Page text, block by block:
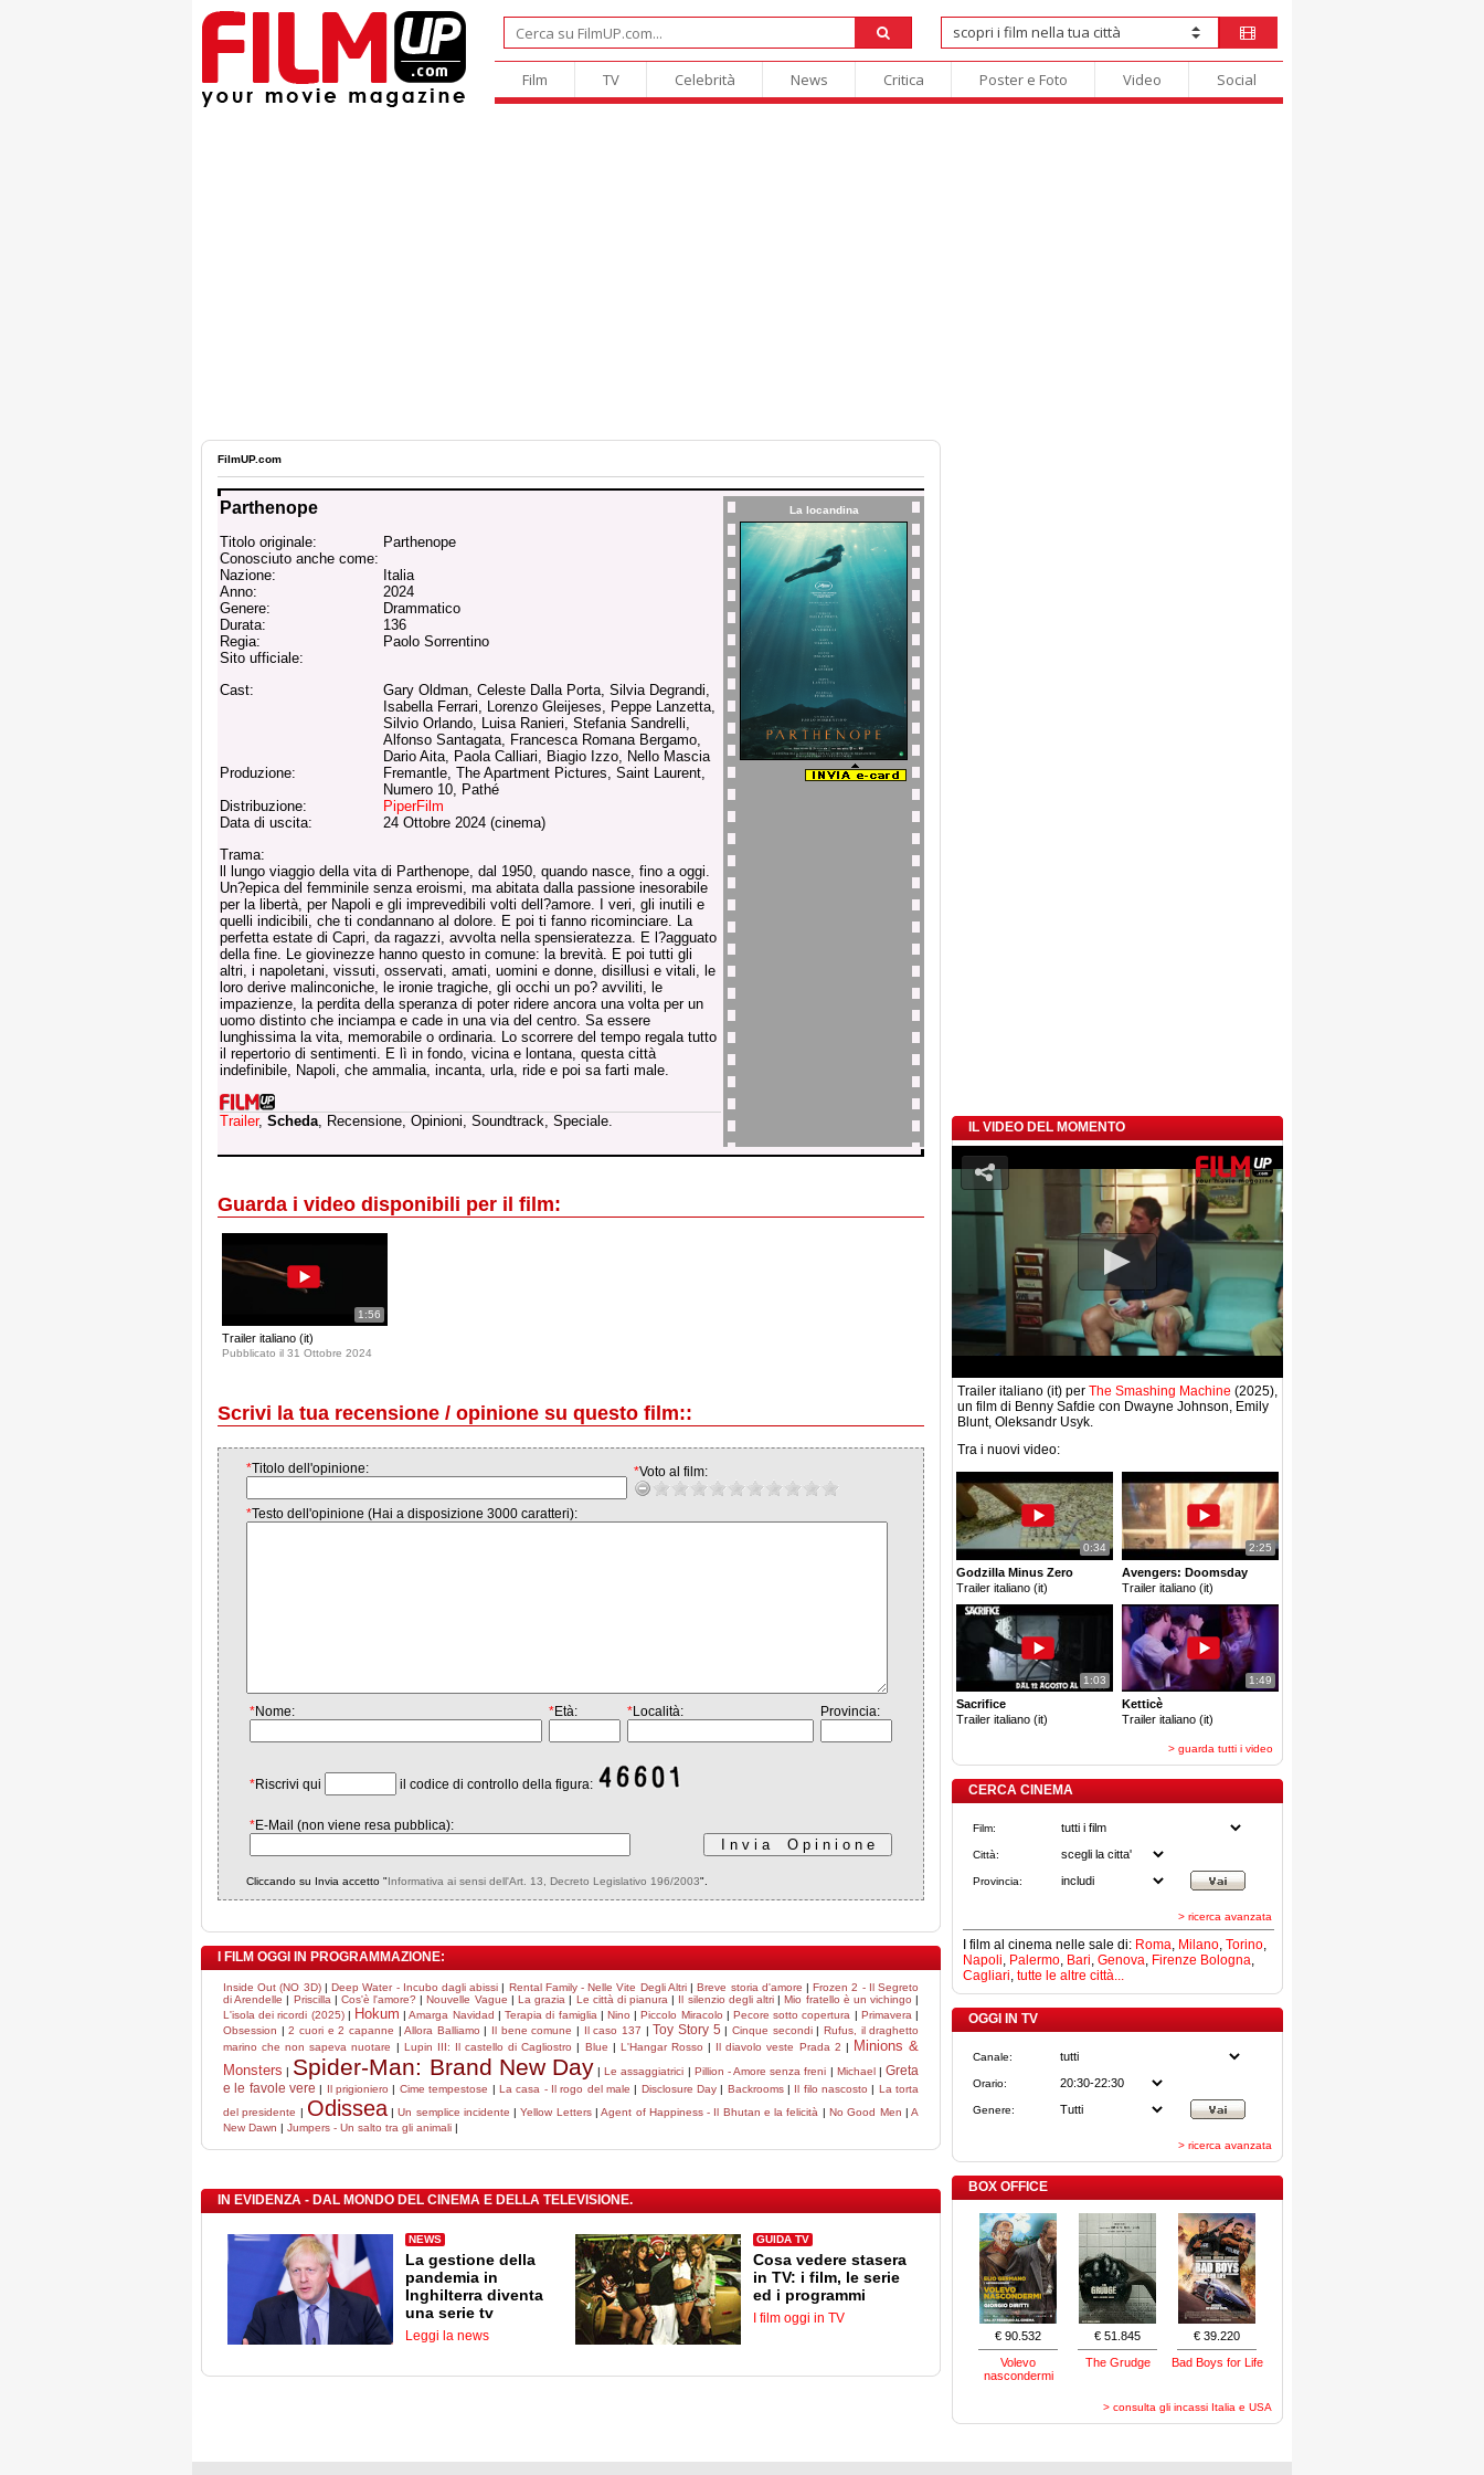
Film TV Celebrità News Critica Poster e Foto Video Social
FilmUP.com
Parthenope
Titolo originale:
Parthenope
Conosciuto anche come:
Nazione:
Italia
Anno:
2024
Genere:
Drammatico
Durata:
136
Regia:
Paolo Sorrentino
Sito ufficiale:
Cast:
Gary Oldman, Celeste Dalla Porta, Silvia Degrandi,
Isabella Ferrari, Lorenzo Gleijeses, Peppe Lanzetta,
Silvio Orlando, Luisa Ranieri, Stefania Sandrelli,
Alfonso Santagata, Francesca Romana Bergamo,
Dario Aita, Paola Calliari, Biagio Izzo, Nello Mascia
Produzione:
Fremantle, The Apartment Pictures, Saint Laurent,
Numero 10, Pathé
Distribuzione:
PiperFilm
Data di uscita:
24 Ottobre 2024 (cinema)
Trama:
ll lungo viaggio della vita di Parthenope, dal 1950, quando nasce, fino a oggi.
Un?epica del femminile senza eroismi, ma abitata dalla passione inesorabile
per la libertà, per Napoli e gli imprevedibili volti dell?amore. I veri, gli inutili e
quelli indicibili, che ti condannano al dolore. E poi ti fanno ricominciare. La
perfetta estate di Capri, da ragazzi, avvolta nella spensieratezza. E l?agguato
della fine. Le giovinezze hanno questo in comune: la brevità. E poi tutti gli
altri, i napoletani, vissuti, osservati, amati, uomini e donne, disillusi e vitali, le
loro derive malinconiche, le ironie tragiche, gli occhi un po? avviliti, le
impazienze, la perdita della speranza di poter ridere ancora una volta per un
uomo distinto che inciampa e cade in una via del centro. Sa essere
lunghissima la vita, memorabile o ordinaria. Lo scorrere del tempo regala tutto
il repertorio di sentimenti. E lì in fondo, vicina e lontana, questa città
indefinibile, Napoli, che ammalia, incanta, urla, ride e poi sa farti male.
Trailer, Scheda, Recensione, Opinioni, Soundtrack, Speciale.
La locandina
Guarda i video disponibili per il film:
1:56
Trailer italiano (it)
Pubblicato il 31 Ottobre 2024
Scrivi la tua recensione / opinione su questo film::
*Titolo dell'opinione: *Voto al film:
*Testo dell'opinione (Hai a disposizione 3000 caratteri):
*Nome: *Età: *Località: Provincia:
*Riscrivi qui il codice di controllo della figura:
*E-Mail (non viene resa pubblica):
Cliccando su Invia accetto "Informativa ai sensi dell'Art. 13, Decreto Legislativo 196/2003".
I FILM OGGI IN PROGRAMMAZIONE:
Inside Out (NO 3D)|Deep Water - Incubo dagli abissi | Rental Family - Nelle Vite Degli Altri|Breve storia d'amore |Frozen 2 - Il Segreto
di Arendelle | Priscilla | Cos'è l'amore? |Nouvelle Vague | La grazia | Le città di pianura | Il silenzio degli altri|Mio fratello è un vichingo |
L'isola dei ricordi (2025)| Hokum |Amarga Navidad |Terapia di famiglia | Nino |Piccolo Miracolo |Pecore sotto copertura | Primavera |
Obsession |2 cuori e 2 capanne |Allora Balliamo | Il bene comune | Il caso 137 | Toy Story 5 | Cinque secondi| Rufus, il draghetto
marino che non sapeva nuotare | Lupin III: Il castello di Cagliostro | Blue | L'Hangar Rosso | Il diavolo veste Prada 2 |
Minions &
Monsters | Spider-Man: Brand New Day |Le assaggiatrici | Pillion - Amore senza freni | Michael|Greta
e le favole vere | Il prigioniero | Cime tempestose | La casa - Il rogo del male | Disclosure Day | Backrooms| Il filo nascosto | La torta
del presidente | Odissea|Un semplice incidente |Yellow Letters|Agent of Happiness - Il Bhutan e la felicità | No Good Men |A
New Dawn | Jumpers - Un salto tra gli animali |
IN EVIDENZA - DAL MONDO DEL CINEMA E DELLA TELEVISIONE.
NEWS
La gestione della
pandemia in
Inghilterra diventa
una serie tv
Leggi la news
GUIDA TV
Cosa vedere stasera
in TV: i film, le serie
ed i programmi
I film oggi in TV
IL VIDEO DEL MOMENTO
Trailer italiano (it) per The Smashing Machine (2025),
un film di Benny Safdie con Dwayne Johnson, Emily
Blunt, Oleksandr Usyk.
Tra i nuovi video:
0:34
Godzilla Minus Zero
Trailer italiano (it)
2:25
Avengers: Doomsday
Trailer italiano (it)
1:03
Sacrifice
Trailer italiano (it)
1:49
Ketticè
Trailer italiano (it)
> guarda tutti i video
CERCA CINEMA
Film:
Città:
Provincia:
> ricerca avanzata
I film al cinema nelle sale di: Roma, Milano, Torino,
Napoli, Palermo, Bari, Genova, Firenze Bologna,
Cagliari, tutte le altre città...
OGGI IN TV
Canale:
Orario:
Genere:
> ricerca avanzata
BOX OFFICE
€ 90.532
Volevo
nascondermi
€ 51.845
The Grudge
€ 39.220
Bad Boys for Life
> consulta gli incassi Italia e USA